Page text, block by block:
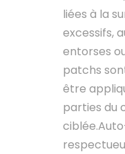
liées à la
excessifs,
entorses
patchs
être
parties du